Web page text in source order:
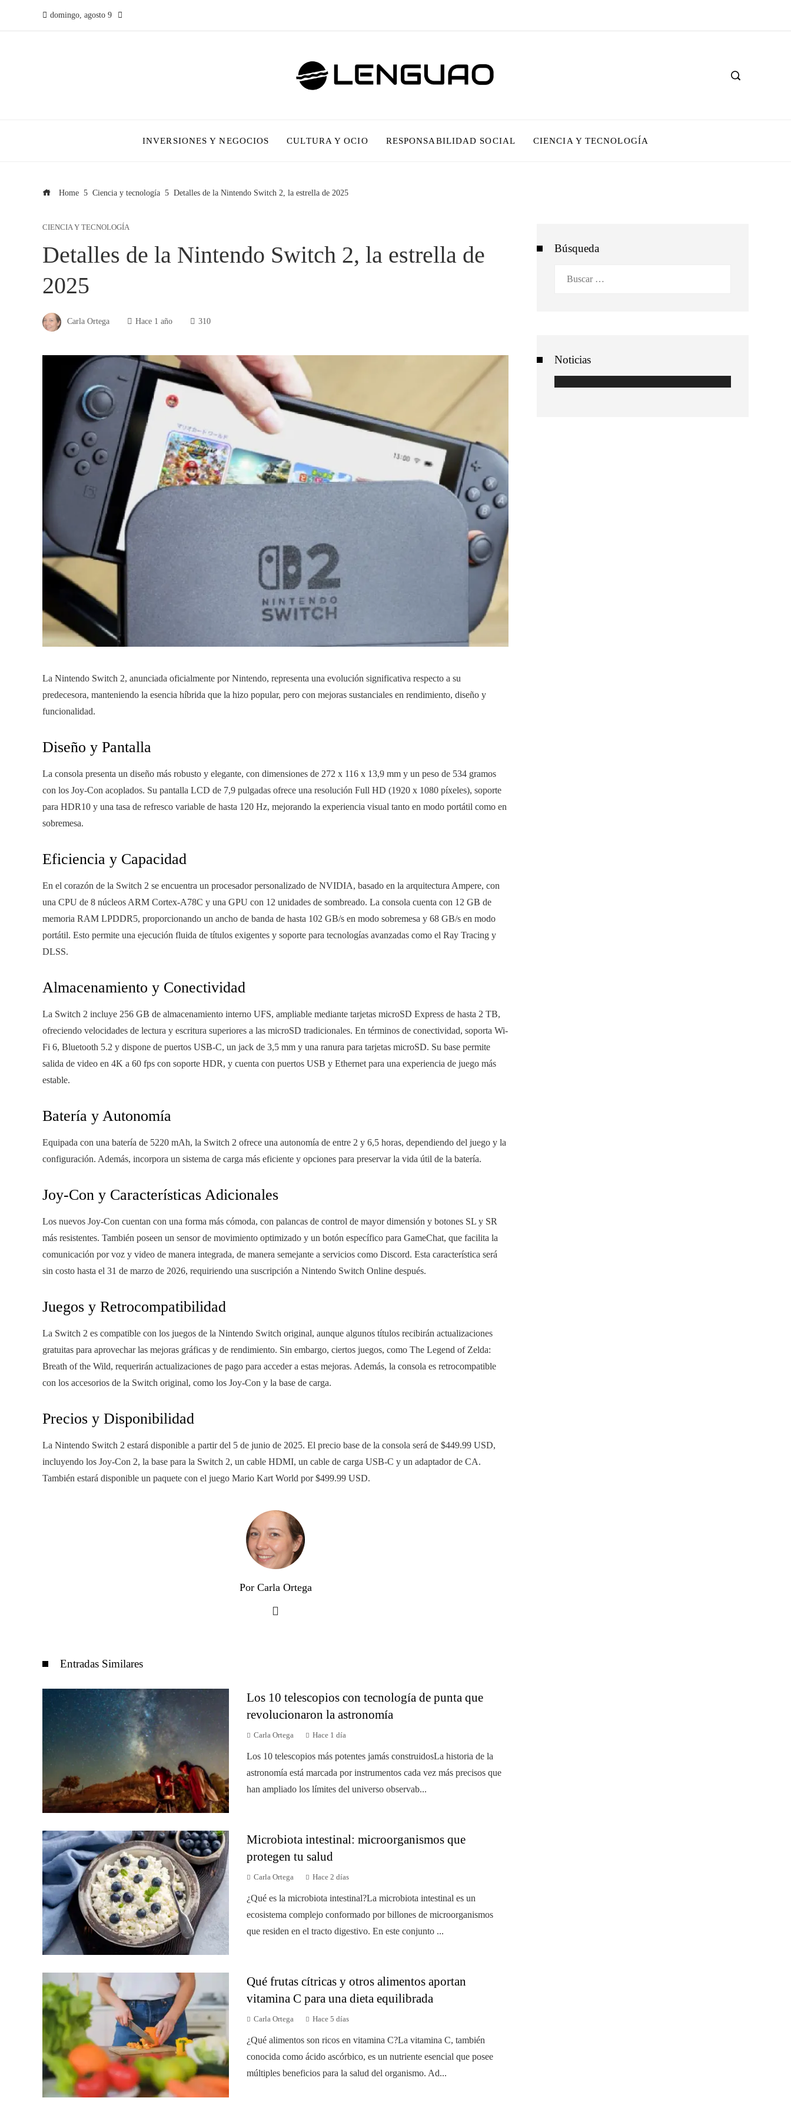
domingo, agosto 9
INVERSIONES Y NEGOCIOS CULTURA Y OCIO RESPONSABILIDAD SOCIAL CIENCIA Y TECNOLOGÍA
Home Ciencia y tecnología Detalles de la Nintendo Switch 2, la estrella de 2025
CIENCIA Y TECNOLOGÍA
Detalles de la Nintendo Switch 2, la estrella de
2025
Carla Ortega Hace 1 año 310
La Nintendo Switch 2, anunciada oficialmente por Nintendo, representa una evolución significativa respecto a su
predecesora, manteniendo la esencia híbrida que la hizo popular, pero con mejoras sustanciales en rendimiento, diseño y
funcionalidad.
Diseño y Pantalla
La consola presenta un diseño más robusto y elegante, con dimensiones de 272 x 116 x 13,9 mm y un peso de 534 gramos
con los Joy-Con acoplados. Su pantalla LCD de 7,9 pulgadas ofrece una resolución Full HD (1920 x 1080 píxeles), soporte
para HDR10 y una tasa de refresco variable de hasta 120 Hz, mejorando la experiencia visual tanto en modo portátil como en
sobremesa.
Eficiencia y Capacidad
En el corazón de la Switch 2 se encuentra un procesador personalizado de NVIDIA, basado en la arquitectura Ampere, con
una CPU de 8 núcleos ARM Cortex-A78C y una GPU con 12 unidades de sombreado. La consola cuenta con 12 GB de
memoria RAM LPDDR5, proporcionando un ancho de banda de hasta 102 GB/s en modo sobremesa y 68 GB/s en modo
portátil. Esto permite una ejecución fluida de títulos exigentes y soporte para tecnologías avanzadas como el Ray Tracing y
DLSS.
Almacenamiento y Conectividad
La Switch 2 incluye 256 GB de almacenamiento interno UFS, ampliable mediante tarjetas microSD Express de hasta 2 TB,
ofreciendo velocidades de lectura y escritura superiores a las microSD tradicionales. En términos de conectividad, soporta Wi-
Fi 6, Bluetooth 5.2 y dispone de puertos USB-C, un jack de 3,5 mm y una ranura para tarjetas microSD. Su base permite
salida de video en 4K a 60 fps con soporte HDR, y cuenta con puertos USB y Ethernet para una experiencia de juego más
estable.
Batería y Autonomía
Equipada con una batería de 5220 mAh, la Switch 2 ofrece una autonomía de entre 2 y 6,5 horas, dependiendo del juego y la
configuración. Además, incorpora un sistema de carga más eficiente y opciones para preservar la vida útil de la batería.
Joy-Con y Características Adicionales
Los nuevos Joy-Con cuentan con una forma más cómoda, con palancas de control de mayor dimensión y botones SL y SR
más resistentes. También poseen un sensor de movimiento optimizado y un botón específico para GameChat, que facilita la
comunicación por voz y video de manera integrada, de manera semejante a servicios como Discord. Esta característica será
sin costo hasta el 31 de marzo de 2026, requiriendo una suscripción a Nintendo Switch Online después.
Juegos y Retrocompatibilidad
La Switch 2 es compatible con los juegos de la Nintendo Switch original, aunque algunos títulos recibirán actualizaciones
gratuitas para aprovechar las mejoras gráficas y de rendimiento. Sin embargo, ciertos juegos, como The Legend of Zelda:
Breath of the Wild, requerirán actualizaciones de pago para acceder a estas mejoras. Además, la consola es retrocompatible
con los accesorios de la Switch original, como los Joy-Con y la base de carga.
Precios y Disponibilidad
La Nintendo Switch 2 estará disponible a partir del 5 de junio de 2025. El precio base de la consola será de $449.99 USD,
incluyendo los Joy-Con 2, la base para la Switch 2, un cable HDMI, un cable de carga USB-C y un adaptador de CA.
También estará disponible un paquete con el juego Mario Kart World por $499.99 USD.
Por Carla Ortega
Entradas Similares
Los 10 telescopios con tecnología de punta que
revolucionaron la astronomía
Carla Ortega Hace 1 día
Los 10 telescopios más potentes jamás construidosLa historia de la
astronomía está marcada por instrumentos cada vez más precisos que
han ampliado los límites del universo observab...
Microbiota intestinal: microorganismos que
protegen tu salud
Carla Ortega Hace 2 días
¿Qué es la microbiota intestinal?La microbiota intestinal es un
ecosistema complejo conformado por billones de microorganismos
que residen en el tracto digestivo. En este conjunto ...
Qué frutas cítricas y otros alimentos aportan
vitamina C para una dieta equilibrada
Carla Ortega Hace 5 días
¿Qué alimentos son ricos en vitamina C?La vitamina C, también
conocida como ácido ascórbico, es un nutriente esencial que posee
múltiples beneficios para la salud del organismo. Ad...
Búsqueda
Noticias